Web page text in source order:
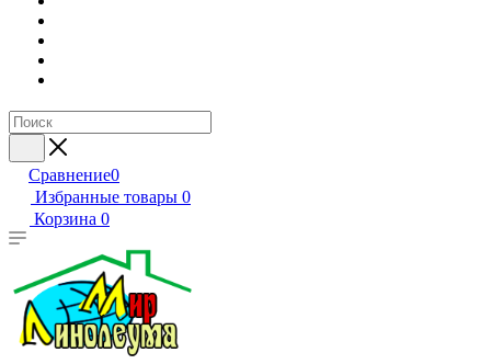
Сравнение0
Избранные товары 0
Корзина 0